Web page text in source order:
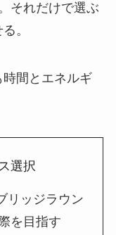
それだけで選ぶ
。
間とエネルギ
選択
リッジラウン
を目指す